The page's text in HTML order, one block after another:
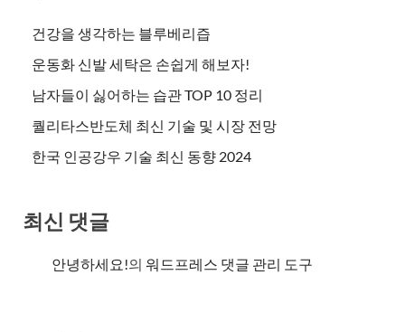
건강을 생각하는 블루베리즙
운동화 신발 세탁은 손쉽게 해보자!
남자들이 싫어하는 습관 TOP 10 정리
퀄리타스반도체 최신 기술 및 시장 전망
한국 인공강우 기술 최신 동향 2024
최신 댓글
안녕하세요!의 워드프레스 댓글 관리 도구